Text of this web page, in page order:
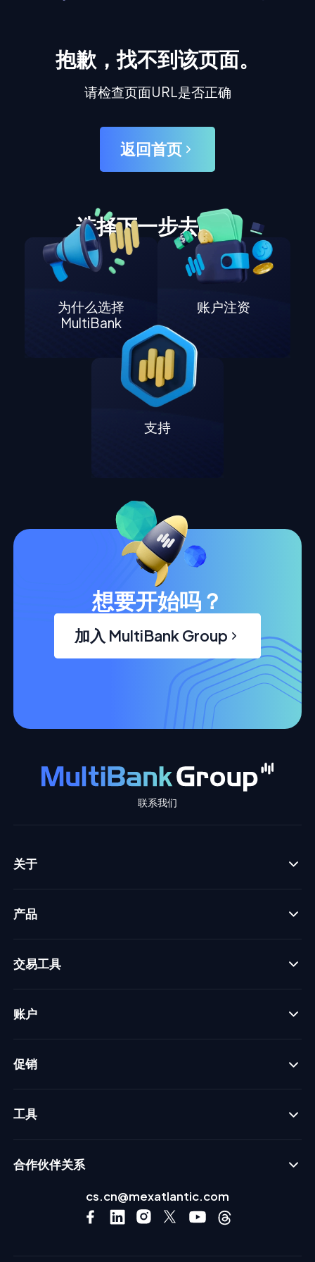
抱歉，找不到该页面。
请检查页面URL是否正确
返回首页
选择下一步去哪里
为什么选择
MultiBank
账户注资
支持
想要开始吗？
加入 MultiBank Group
联系我们
关于
产品
交易工具
账户
促销
工具
合作伙伴关系
cs.cn@mexatlantic.com